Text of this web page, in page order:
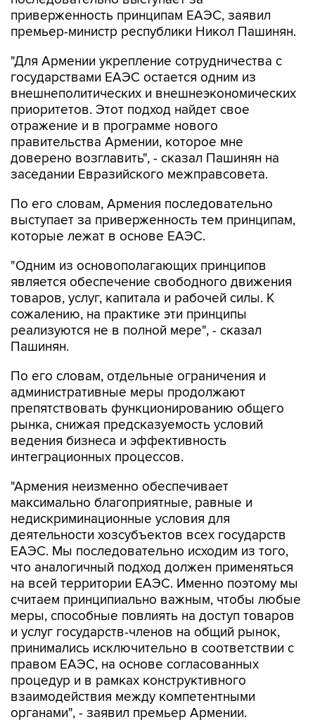
приверженность принципам ЕАЭС, заявил
премьер-министр республики Никол Пашинян.
"Для Армении укрепление сотрудничества с
государствами ЕАЭС остается одним из
внешнеполитических и внешнеэкономических
приоритетов. Этот подход найдет свое
отражение и в программе нового
правительства Армении, которое мне
доверено возглавить", - сказал Пашинян на
заседании Евразийского межправсовета.
По его словам, Армения последовательно
выступает за приверженность тем принципам,
которые лежат в основе ЕАЭС.
"Одним из основополагающих принципов
является обеспечение свободного движения
товаров, услуг, капитала и рабочей силы. К
сожалению, на практике эти принципы
реализуются не в полной мере", - сказал
Пашинян.
По его словам, отдельные ограничения и
административные меры продолжают
препятствовать функционированию общего
рынка, снижая предсказуемость условий
ведения бизнеса и эффективность
интеграционных процессов.
"Армения неизменно обеспечивает
максимально благоприятные, равные и
недискриминационные условия для
деятельности хозсубъектов всех государств
ЕАЭС. Мы последовательно исходим из того,
что аналогичный подход должен применяться
на всей территории ЕАЭС. Именно поэтому мы
считаем принципиально важным, чтобы любые
меры, способные повлиять на доступ товаров
и услуг государств-членов на общий рынок,
принимались исключительно в соответствии с
правом ЕАЭС, на основе согласованных
процедур и в рамках конструктивного
взаимодействия между компетентными
органами", - заявил премьер Армении.